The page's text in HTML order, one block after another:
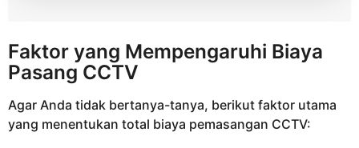
Faktor yang Mempengaruhi Biaya
Pasang CCTV
Agar Anda tidak bertanya-tanya, berikut faktor utama
yang menentukan total biaya pemasangan CCTV: